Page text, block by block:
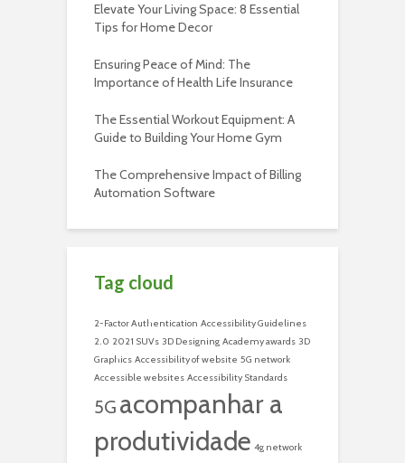
Elevate Your Living Space: 8 Essential
Tips for Home Decor
Ensuring Peace of Mind: The
Importance of Health Life Insurance
The Essential Workout Equipment: A
Guide to Building Your Home Gym
The Comprehensive Impact of Billing
Automation Software
Tag cloud
2-Factor Authentication Accessibility Guidelines
2.0 2021 SUVs 3D Designing Academy awards 3D
Graphics Accessibility of website 5G network
Accessible websites Accessibility Standards
5G acompanhar a
produtividade 4g network